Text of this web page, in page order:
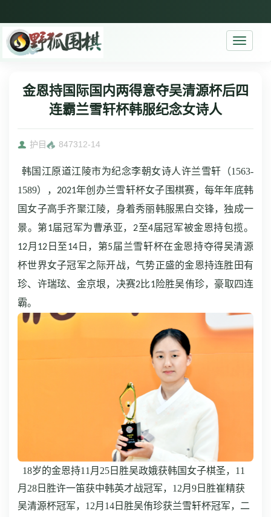
Toggle
金恩持国际国内两得意夺吴清源杯后四
连霸兰雪轩杯韩服纪念女诗人
护目 847312-14
韩国江原道江陵市为纪念李朝女诗人许兰雪轩（1 563-
1589）， 2021年创办兰雪轩杯女子围棋赛，每年年底韩
国女子高手齐聚江陵，身着秀丽韩服黑白交锋，独成一
景。第1届冠军为曹承亚， 2至4届冠军被金恩持包揽。
12月 12 日至14 日，第5届兰雪轩杯在金恩持夺得吴清源
杯世界女子冠军之际开战，气势正盛的金恩持连胜田有
珍、许瑞玹、金京垠，决赛2比1 险胜吴侑珍，豪取四连
霸。
18岁的金恩持11月25日胜吴政娥获韩国女子棋圣，11
月28日胜许一笛获中韩英才战冠军，12月9日胜崔精获
吴清源杯冠军，12月14日胜吴侑珍获兰雪轩杯冠军，二